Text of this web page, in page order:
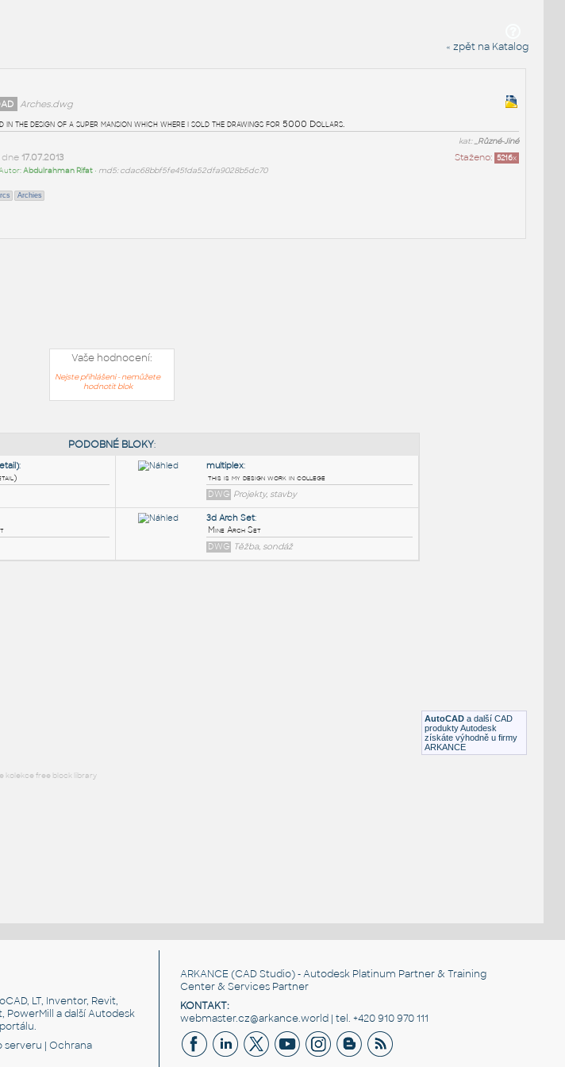
« zpět na Katalog
Arches.dwg
in the design of a super mansion which where i sold the drawings for 5000 Dollars.
kat:_Různé-Jiné
Staženo: 5216x
dne 17.07.2013
Autor:Abdulrahman Rifat• md5: cdac68bbf5fe451da52dfa9028b5dc70
Archies
Vaše hodnocení:
Nejste přihlášeni - nemůžete
hodnotit blok
AutoCAD a další CAD
produkty Autodesk
získáte výhodně u firmy
ARKANCE
kolekce free block library
LT, Inventor, Revit,
PowerMill a další Autodesk
.
serveru |Ochrana
ARKANCE (CAD Studio) - Autodesk Platinum Partner & Training
Center & Services Partner
KONTAKT:
webmaster.cz@arkance.world | tel. +420 910 970 111